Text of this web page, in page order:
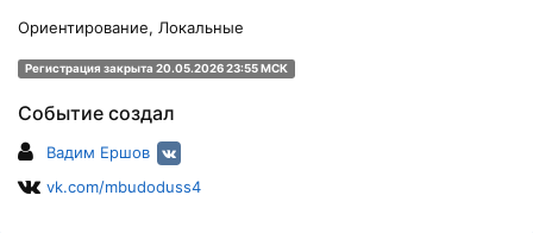
Ориентирование, Локальные
Регистрация закрыта 20.05.2026 23:55 МСК
Событие создал
Вадим Ершов
vk.com/mbudoduss4